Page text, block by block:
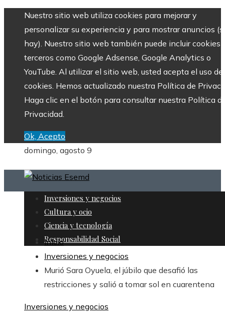
Nuestro sitio web utiliza cookies para mejorar y
personalizar su experiencia y para mostrar anuncios
hay). Nuestro sitio web también puede incluir cookies
terceros como Google Adsense, Google Analytics o
YouTube. Al utilizar el sitio web, usted acepta el uso de
cookies. Hemos actualizado nuestra Política de
Haga clic en el botón para consultar nuestra Política
Privacidad.
Ok, Acepto
domingo, agosto 9
Inversiones y negocios
Cultura y ocio
Ciencia y tecnología
Responsabilidad Social
Inicio
Inversiones y negocios
Murió Sara Oyuela, el júbilo que desafió las
restricciones y salió a tomar sol en cuarentena
Inversiones y negocios